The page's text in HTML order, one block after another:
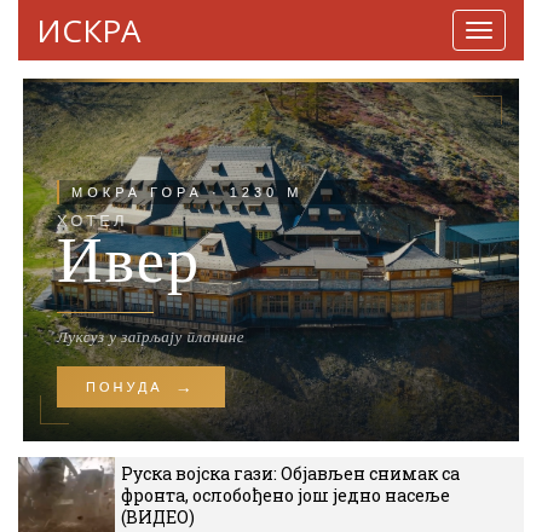
ИСКРА
Руска војска гази: Објављен снимак са
фронта, ослобођено још једно насеље
(ВИДЕО)